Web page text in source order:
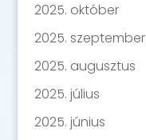
2025. október
2025. szeptember
2025. augusztus
2025. július
2025. június